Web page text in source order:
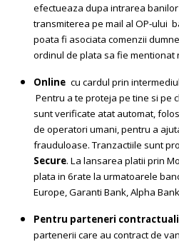
efectueaza dupa intrarea
transmiterea pe mail al OP-ului
poata fi asociata comenzii
ordinul de plata sa fie
Online cu cardul prin
Pentru a te proteja pe tine si pe
sunt verificate atat automat,
de operatori umani, pentru a
frauduloase. Tranzactiile sunt
Secure. La lansarea platii prin
plata in 6rate la urmatoarele
Europe, Garanti Bank, Alpha
Pentru parteneri
partenerii care au contract de